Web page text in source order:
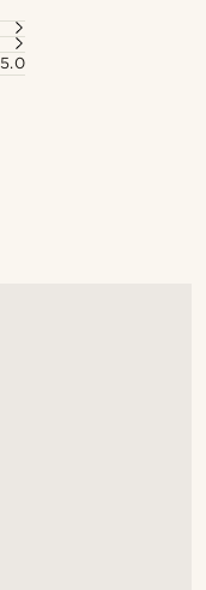
5.0